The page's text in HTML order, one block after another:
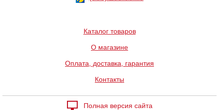
Mystim Flexing
Каталог товаров
О магазине
Оплата, доставка, гарантия
Контакты
Полная версия сайта